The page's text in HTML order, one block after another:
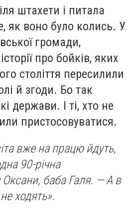
штахети і питала
як воно було колись. У
громади,
про бойків, яких
століття пересилили
й згоди. Бо так
держави. І ті, хто не
пристосовуватися.
вже на працю йдуть,
90-річна
баба Галя. — А в
ходять».